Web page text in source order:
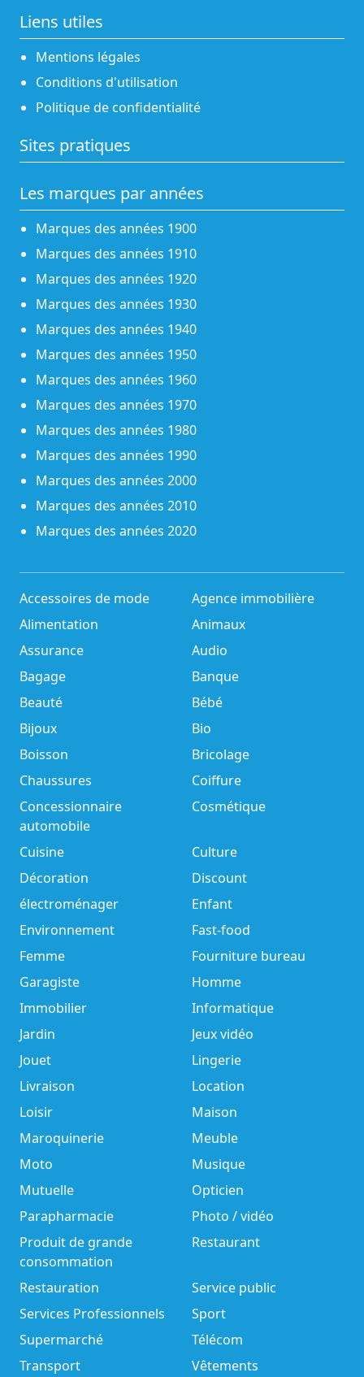
Liens utiles
Mentions légales
Conditions d'utilisation
Politique de confidentialité
Sites pratiques
Les marques par années
Marques des années 1900
Marques des années 1910
Marques des années 1920
Marques des années 1930
Marques des années 1940
Marques des années 1950
Marques des années 1960
Marques des années 1970
Marques des années 1980
Marques des années 1990
Marques des années 2000
Marques des années 2010
Marques des années 2020
Accessoires de mode
Agence immobilière
Alimentation
Animaux
Assurance
Audio
Bagage
Banque
Beauté
Bébé
Bijoux
Bio
Boisson
Bricolage
Chaussures
Coiffure
Concessionnaire
automobile
Cosmétique
Cuisine
Culture
Décoration
Discount
électroménager
Enfant
Environnement
Fast-food
Femme
Fourniture bureau
Garagiste
Homme
Immobilier
Informatique
Jardin
Jeux vidéo
Jouet
Lingerie
Livraison
Location
Loisir
Maison
Maroquinerie
Meuble
Moto
Musique
Mutuelle
Opticien
Parapharmacie
Photo / vidéo
Produit de grande
consommation
Restaurant
Restauration
Service public
Services Professionnels
Sport
Supermarché
Télécom
Transport
Vêtements